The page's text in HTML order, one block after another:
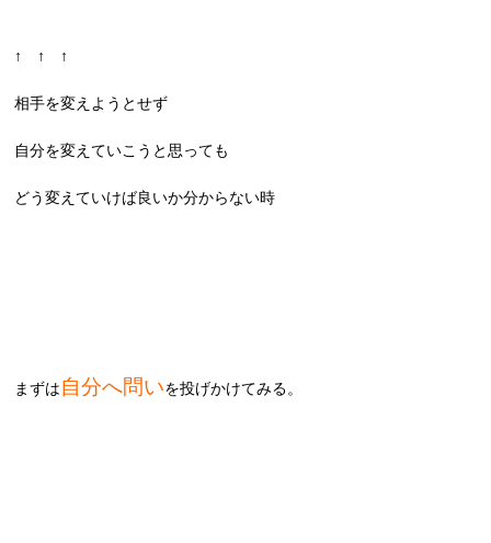
↑ ↑ ↑
相手を変えようとせず
自分を変えていこうと思っても
どう変えていけば良いか分からない時
まずは自分へ問いを投げかけてみる。